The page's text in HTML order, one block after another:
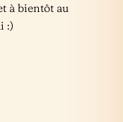
à bientôt au
:)